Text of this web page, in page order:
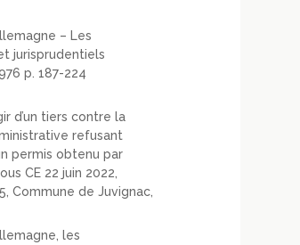
– Les
jurisprudentiels
p. 187-224
d’un tiers contre la
refusant
permis obtenu par
CE 22 juin 2022,
Commune de Juvignac,
les